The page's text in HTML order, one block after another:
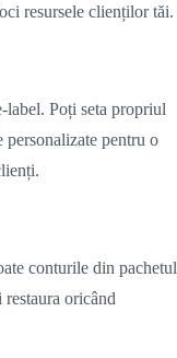
resursele clienților tăi.
label. Poți seta propriul
personalizate pentru o
conturile din pachetul
oricând